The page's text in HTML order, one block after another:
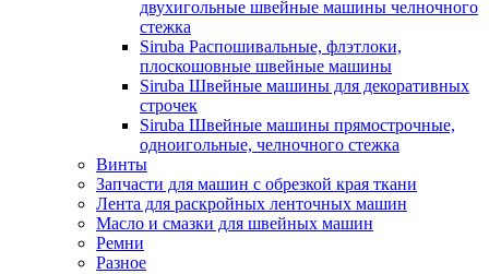
двухигольные швейные машины челночного
стежка
Siruba Распошивальные, флэтлоки,
плоскошовные швейные машины
Siruba Швейные машины для декоративных
строчек
Siruba Швейные машины прямострочные,
одноигольные, челночного стежка
Винты
Запчасти для машин с обрезкой края ткани
Лента для раскройных ленточных машин
Масло и смазки для швейных машин
Ремни
Разное